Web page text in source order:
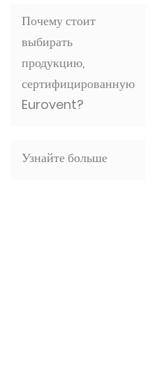
Почему стоит
выбирать
продукцию,
сертифицированную
Eurovent?
Узнайте больше